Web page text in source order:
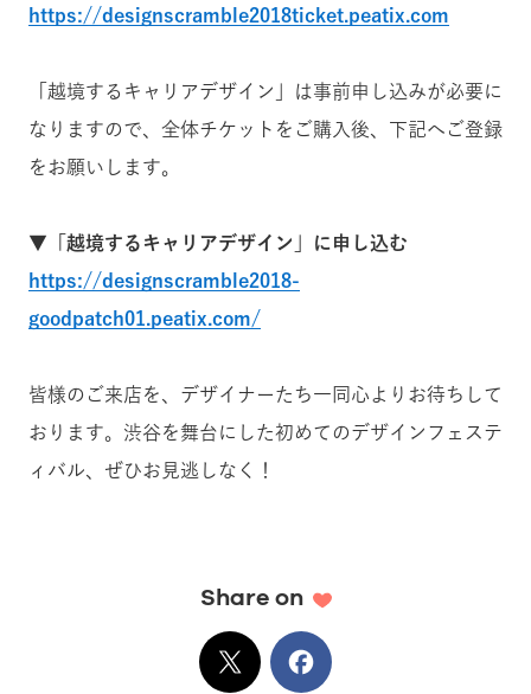
https://designscramble2018ticket.peatix.com
「越境するキャリアデザイン」は事前申し込みが必要に
なりますので、全体チケットをご購入後、下記へご登録
をお願いします。
▼「越境するキャリアデザイン」に申し込む
https://designscramble2018-
goodpatch01.peatix.com/
皆様のご来店を、デザイナーたち一同心よりお待ちして
おります。渋谷を舞台にした初めてのデザインフェステ
ィバル、ぜひお見逃しなく！
Share on
XでシェアFacebook